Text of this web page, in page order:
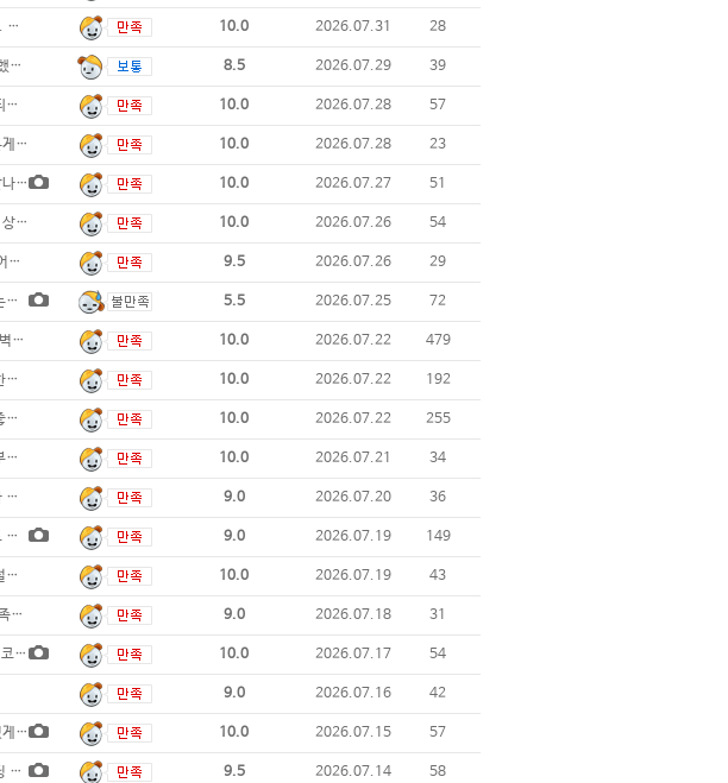
이쁜ㅈ골프장 잔디상태도굿. 그린에 디봇수리는 10.0 2026.07.31 28
월화 골든베이 1박2일 이용했어요. 덥고습했 8.5 2026.07.29 39
페어웨이 상태가 너무나 잘되있스니다 뷰도 정 10.0 2026.07.28 57
캐디서비스 코스관리등 모든게 상위입니다. 10.0 2026.07.28 23
경치좋은곳에 좋은날씨를 만나 내 점수 빼고 10.0 2026.07.27 51
그린상태너무좋고 페어웨이 상태좋고 캐디분 10.0 2026.07.26 54
더웠지만~~제법 난이도 있어서 동반자들 만족 9.5 2026.07.26 29
첫날 캐디의 고객을 무시하는듯한 말투 때문에 5.5 2026.07.25 72
식사.그린.리조트 모든게 완벽했어요... 10.0 2026.07.22 479
오랜만에 방문한 골든베이 한화가 넘긴 후 10.0 2026.07.22 192
긋입니다요 생각보다 너무 좋아서 더 좋았던거 10.0 2026.07.22 255
첫날 너무많이 밀려서 티업부터 마치는데까지 10.0 2026.07.21 34
전체적으로 너무 좋았습니다 네번쩨 패키지 방 9.0 2026.07.20 36
어렵게 예약해서 비예보에도 불구하고 강행했는 9.0 2026.07.19 149
기대이상의 hopility. & 시설들 넘 10.0 2026.07.19 43
숙소 너무 좋맜음 조식도 만족도 좋음 1 9.0 2026.07.18 31
페어웨이 관리 잘 되어있고, 코스 재 10.0 2026.07.17 54
9.0 2026.07.16 42
좋은날씨에 동반자들과 재밌게치고왔습니다 골 10.0 2026.07.15 57
좋은 사람들과 즐거운 라운딩 다녀왔습니다. 9.5 2026.07.14 58